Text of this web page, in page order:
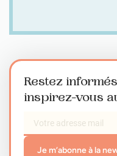
Restez
inspirez-vous
Je m’abonne à la